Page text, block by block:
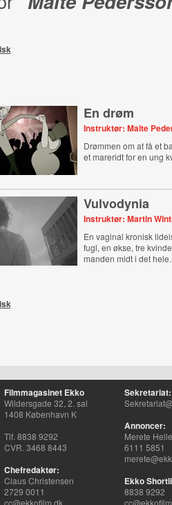
En drøm
Instruktør: Malte
Drømmen om at få et
et mareridt for en ung
Vulvodynia
Instruktør: Martin
En vaginal kronisk
fugl, en økse, tre
manden midt i det hele.
Filmmagasinet Ekko
Wildersgade 32, 2. sal
1408 København K
Tlf. 8838 9292
CVR. 3468 8443
Chefredaktør:
Claus Christensen
2729 0011
cc@ekkofilm.dk
Sekretariat:
Annoncer:
Merete
6111 5851
Ekko
8838 9292